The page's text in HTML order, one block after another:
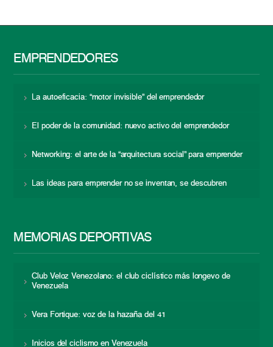
EMPRENDEDORES
La autoeficacia: “motor invisible” del emprendedor
El poder de la comunidad: nuevo activo del emprendedor
Networking: el arte de la “arquitectura social” para emprender
Las ideas para emprender no se inventan, se descubren
MEMORIAS DEPORTIVAS
Club Veloz Venezolano: el club ciclístico más longevo de
Venezuela
Vera Fortique: voz de la hazaña del 41
Inicios del ciclismo en Venezuela